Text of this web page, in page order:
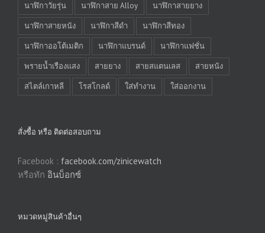
นาฬิกาวัยรุ่น
นาฬิกาสาย Alloy
นาฬิกาสายยาง
นาฬิกาสายหนัง
นาฬิกาสีดำ
นาฬิกาสีทอง
นาฬิกาออโต้เมติก
นาฬิกาแบรนด์
นาฬิกาแฟชั่น
พรายน้ำเรืองแสง
สายยาง สายสแตนเลส
สายหนัง
สไตล์เกาหลี
โรสโกลด์ ใส่ทำงาน ใส่ออกงาน
สั่งซื้อ หรือ ติดต่อสอบถาม
Facebook : facebook.com/zinicewatch
หรือทัก อินบ็อกซ์
หมวดหมู่สินค้าอื่นๆ